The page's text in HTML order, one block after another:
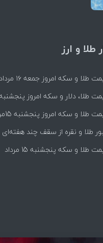
طلا و ارز
قیمت طلا و
ها+ جدول و جزییات
قیمت ها + جدول
ها بر مدار افزایش + جدول
طلا و نقره از سقف چند هفته‌ای
طلا و سکه پنجشنبه 15 مرداد